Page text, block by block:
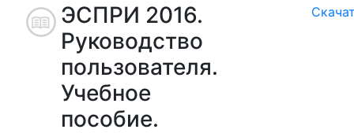
ЭСПРИ 2016.
Руководство
пользователя.
Учебное
пособие.